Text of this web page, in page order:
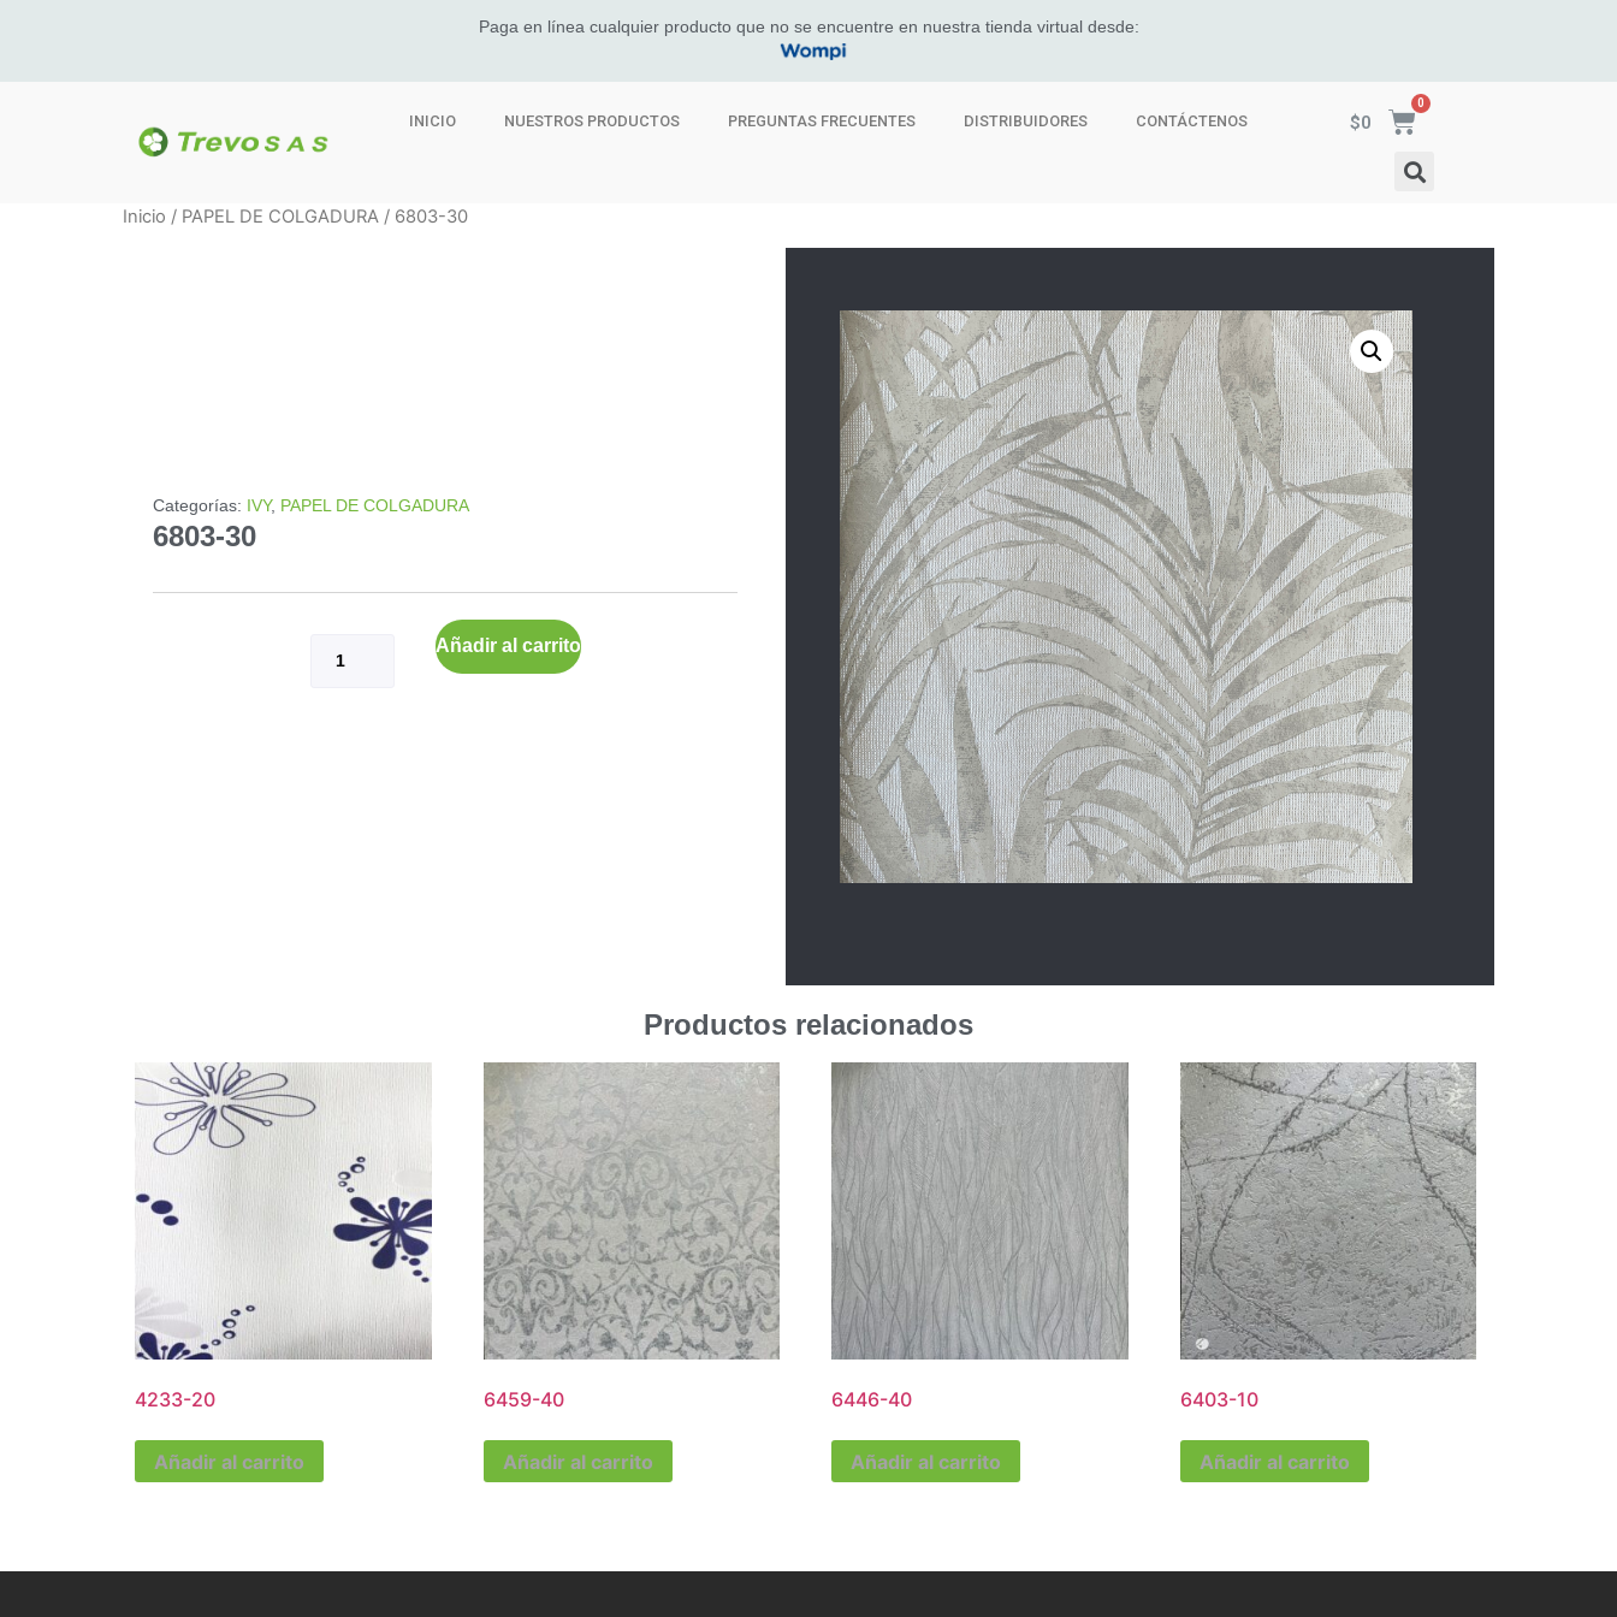
Paga en línea cualquier producto que no se encuentre en nuestra tienda virtual desde:
INICIO NUESTROS PRODUCTOS PREGUNTAS FRECUENTES DISTRIBUIDORES CONTÁCTENOS $0
Inicio / PAPEL DE COLGADURA / 6803-30
Categorías: IVY, PAPEL DE COLGADURA
6803-30
Añadir al carrito
Productos relacionados
4233-20
Añadir al carrito
6459-40
Añadir al carrito
6446-40
Añadir al carrito
6403-10
Añadir al carrito